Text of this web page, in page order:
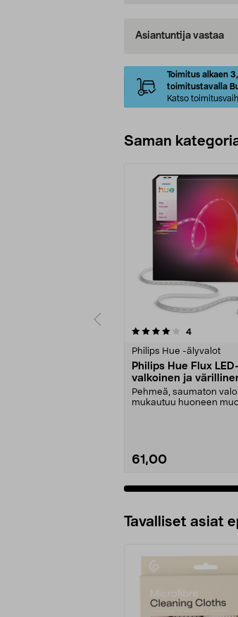
Asiantuntija vastaa
Toimitus alkaen
toimitustavalla
Katso
Saman
4arvostelut
Philips Hue -älyvalot
Philips Hue Flux
valkoinen ja
metriä
Pehmeä, saumaton valo
mukautuu huoneen
61,00
4.5 viidestä
Tavalliset asiat